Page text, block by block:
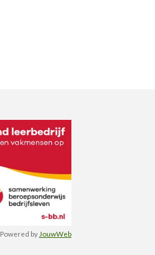
Powered by JouwWeb